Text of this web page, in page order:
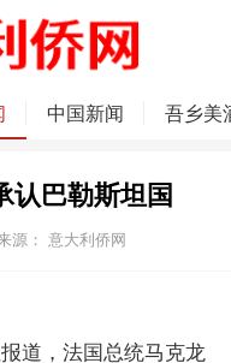
中国新闻 吾乡美
认巴勒斯坦国
源： 意大利侨网
道，法国总统马克龙